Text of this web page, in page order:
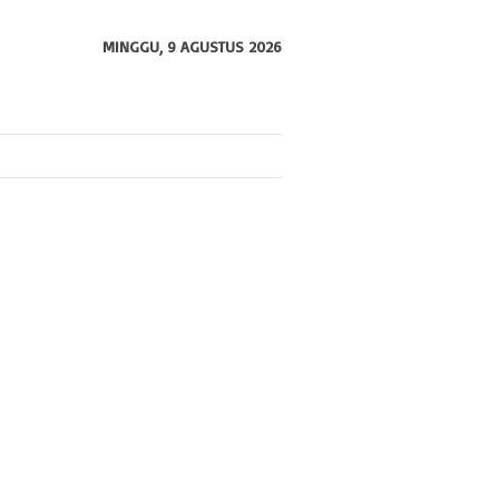
MINGGU, 9 AGUSTUS 2026